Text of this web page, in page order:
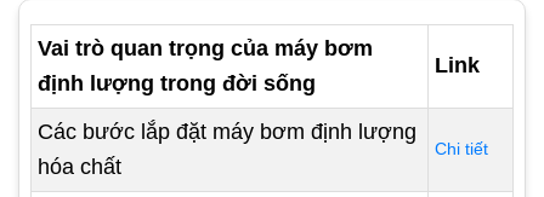
Vai trò quan trọng của máy bơm
định lượng trong đời sống
Link
Các bước lắp đặt máy bơm định lượng
hóa chất
Chi tiết